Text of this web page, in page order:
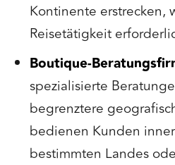
Kontinente erstrecken,
Reisetätigkeit
Boutique-
spezialisierte
begrenztere
bedienen Kunden
bestimmten Landes